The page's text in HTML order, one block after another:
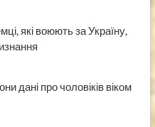
які воюють за Україну,
дані про чоловіків віком